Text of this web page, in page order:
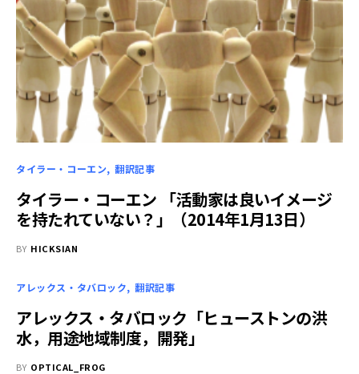
タイラー・コーエン 翻訳記事
タイラー・コーエン 「活動家は良いイメージ
を持たれていない？」（2014年1月13日）
BY HICKSIAN
アレックス・タバロック 翻訳記事
アレックス・タバロック「ヒューストンの洪
水，用途地域制度，開発」
BY OPTICAL_FROG